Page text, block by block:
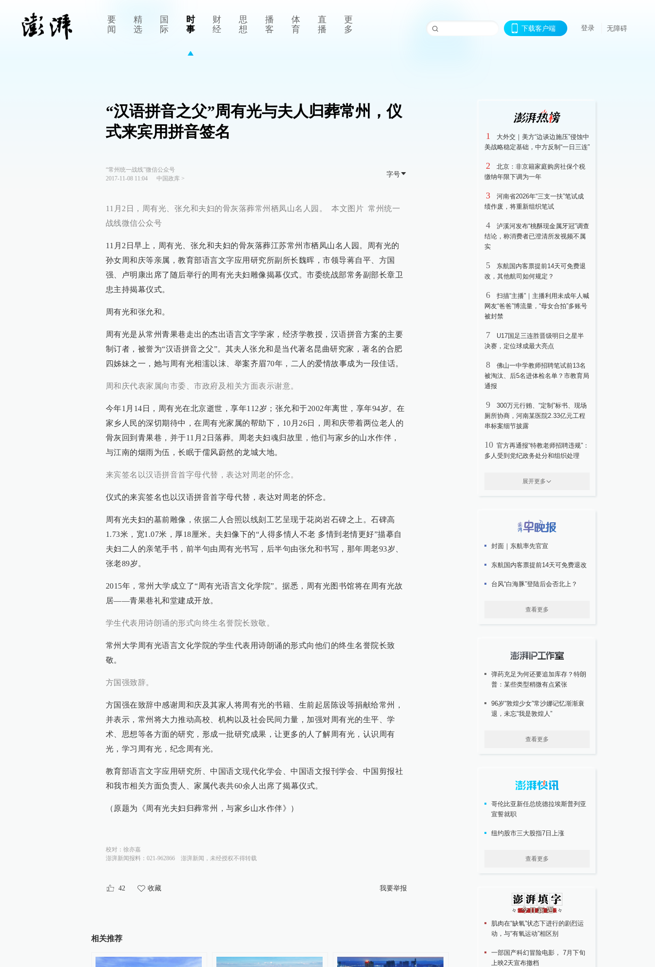
要
闻
精
选
国
际
时
事
财
经
思
想
播
客
体
育
直
播
更
多
下载客户端 登录 无障碍
“汉语拼音之父”周有光与夫人归葬常州，仪
式来宾用拼音签名
“常州统一战线”微信公众号
2017-11-08 11:04
中国政库>
字号
11月2日，周有光、张允和夫妇的骨灰落葬常州栖凤山名人园。 本文图片 常州统一
战线微信公众号
11月2日早上，周有光、张允和夫妇的骨灰落葬江苏常州市栖凤山名人园。周有光的
孙女周和庆等亲属，教育部语言文字应用研究所副所长魏晖，市领导蒋自平、方国
强、卢明康出席了随后举行的周有光夫妇雕像揭幕仪式。市委统战部常务副部长章卫
忠主持揭幕仪式。
周有光和张允和。
周有光是从常州青果巷走出的杰出语言文字学家，经济学教授，汉语拼音方案的主要
制订者，被誉为“汉语拼音之父”。其夫人张允和是当代著名昆曲研究家，著名的合肥
四姊妹之一，她与周有光相濡以沫、举案齐眉70年，二人的爱情故事成为一段佳话。
周和庆代表家属向市委、市政府及相关方面表示谢意。
今年1月14日，周有光在北京逝世，享年112岁；张允和于2002年离世，享年94岁。在
家乡人民的深切期待中，在周有光家属的帮助下，10月26日，周和庆带着两位老人的
骨灰回到青果巷，并于11月2日落葬。周老夫妇魂归故里，他们与家乡的山水作伴，
与江南的烟雨为伍，长眠于儒风蔚然的龙城大地。
来宾签名以汉语拼音首字母代替，表达对周老的怀念。
仪式的来宾签名也以汉语拼音首字母代替，表达对周老的怀念。
周有光夫妇的墓前雕像，依据二人合照以线刻工艺呈现于花岗岩石碑之上。石碑高
1.73米，宽1.07米，厚18厘米。夫妇像下的“人得多情人不老 多情到老情更好”描摹自
夫妇二人的亲笔手书，前半句由周有光书写，后半句由张允和书写，那年周老93岁、
张老89岁。
2015年，常州大学成立了“周有光语言文化学院”。据悉，周有光图书馆将在周有光故
居——青果巷礼和堂建成开放。
学生代表用诗朗诵的形式向终生名誉院长致敬。
常州大学周有光语言文化学院的学生代表用诗朗诵的形式向他们的终生名誉院长致
敬。
方国强致辞。
方国强在致辞中感谢周和庆及其家人将周有光的书籍、生前起居陈设等捐献给常州，
并表示，常州将大力推动高校、机构以及社会民间力量，加强对周有光的生平、学
术、思想等各方面的研究，形成一批研究成果，让更多的人了解周有光，认识周有
光，学习周有光，纪念周有光。
教育部语言文字应用研究所、中国语文现代化学会、中国语文报刊学会、中国剪报社
和我市相关方面负责人、家属代表共60余人出席了揭幕仪式。
（原题为《周有光夫妇归葬常州，与家乡山水作伴》）
校对： 徐亦嘉
澎湃新闻报料：021-962866
澎湃新闻，未经授权不得转载
42 收藏 我要举报
相关推荐
1
大外交｜美方“边谈边施压”侵蚀中
美战略稳定基础，中方反制“一日三连”
2
北京：非京籍家庭购房社保个税
缴纳年限下调为一年
3
河南省2026年“三支一扶”笔试成
绩作废，将重新组织笔试
4
泸溪河发布“桃酥现金属牙冠”调查
结论，称消费者已澄清所发视频不属
实
5
东航国内客票提前14天可免费退
改，其他航司如何规定？
6
扫描“主播”｜主播利用未成年人喊
网友“爸爸”博流量，“母女合拍”多账号
被封禁
7
U17国足三连胜晋级明日之星半
决赛，定位球成最大亮点
8
佛山一中学教师招聘笔试前13名
被淘汰、后5名进体检名单？市教育局
通报
9
300万元行贿、“定制”标书、现场
厕所协商，河南某医院2.33亿元工程
串标案细节披露
10 官方再通报“特教老师招聘违规”：
多人受到党纪政务处分和组织处理
展开更多
封面｜东航率先官宣
东航国内客票提前14天可免费退改
台风“白海豚”登陆后会否北上？
查看更多
弹药充足为何还要追加库存？特朗
普：某些类型稍微有点紧张
96岁“敦煌少女”常沙娜记忆渐渐衰
退，未忘“我是敦煌人”
查看更多
哥伦比亚新任总统德拉埃斯普列亚
宣誓就职
纽约股市三大股指7日上涨
查看更多
肌肉在“缺氧”状态下进行的剧烈运
动，与“有氧运动”相区别
一部国产科幻冒险电影， 7月下旬
上映2天宣布撤档